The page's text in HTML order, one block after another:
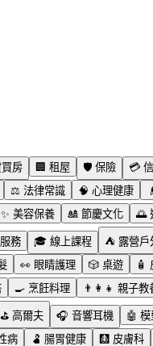
房 🏢 租屋 🛡️ 保險 💳
⚖️ 法律常識 🧠 心理健康
✨ 美容保養 🎎 節慶文化 🌅
務 🎓 線上課程 ⛺ 露營戶
👀 眼睛護理 🎲 桌遊 🧴
🍳 烹飪料理 👨‍👩‍👧 親子教
⛳ 高爾夫 🎧 音響耳機 🤖 模
病 🫃 腸胃健康 🩻 皮膚科